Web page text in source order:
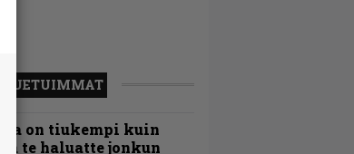
LUETUIMMAT
on tiukempi kuin
ja te haluatte jonkun